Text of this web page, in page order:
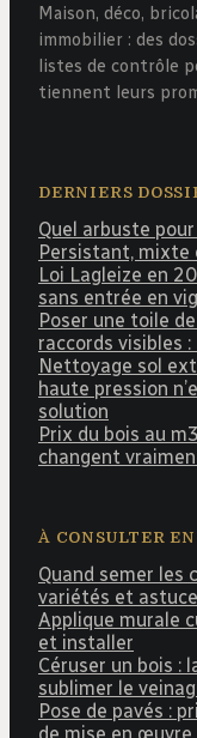
Maison, déco,
immobilier : des
listes de contrôle
tiennent leurs
DERNIERS
Quel arbuste
Persistant, mixte
Loi Lagleize en
sans entrée en
Poser une toile
raccords visibles
Nettoyage sol
haute pression
solution
Prix du bois au
changent
À CONSULTER
Quand semer les
variétés et
Applique murale
et installer
Céruser un bois :
sublimer le
Pose de pavés :
de mise en œuvre